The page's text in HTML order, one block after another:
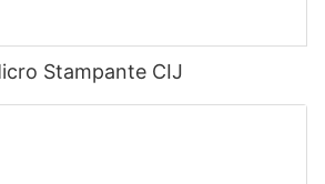
Stampante CIJ